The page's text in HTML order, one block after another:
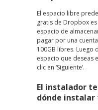
El espacio libre
gratis de Dropbox es
espacio de
pagar por una
100GB libres. Luego
espacio que deseas
clic en ‘Siguiente’.
El instalador
dónde instalar